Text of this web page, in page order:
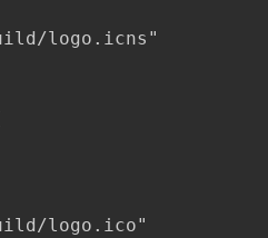
logo.icns"
logo.ico"